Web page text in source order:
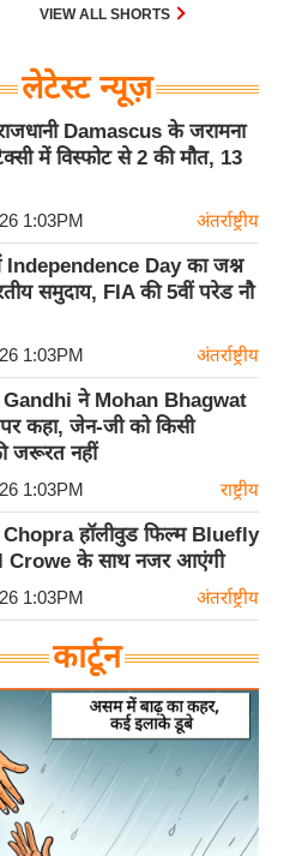
VIEW ALL SHORTS
लेटेस्ट न्यूज़
Damascus के जरामना
में विस्फोट से 2 की मौत, 13
1:03PM अंतर्राष्ट्रीय
Day का जश्न
समुदाय, FIA की 5वीं परेड नौ
1:03PM अंतर्राष्ट्रीय
ने Mohan Bhagwat
पर कहा, जेन-जी को किसी
जरूरत नहीं
1:03PM राष्ट्रीय
हॉलीवुड फिल्म Bluefly
Crowe के साथ नजर आएंगी
1:03PM अंतर्राष्ट्रीय
कार्टून